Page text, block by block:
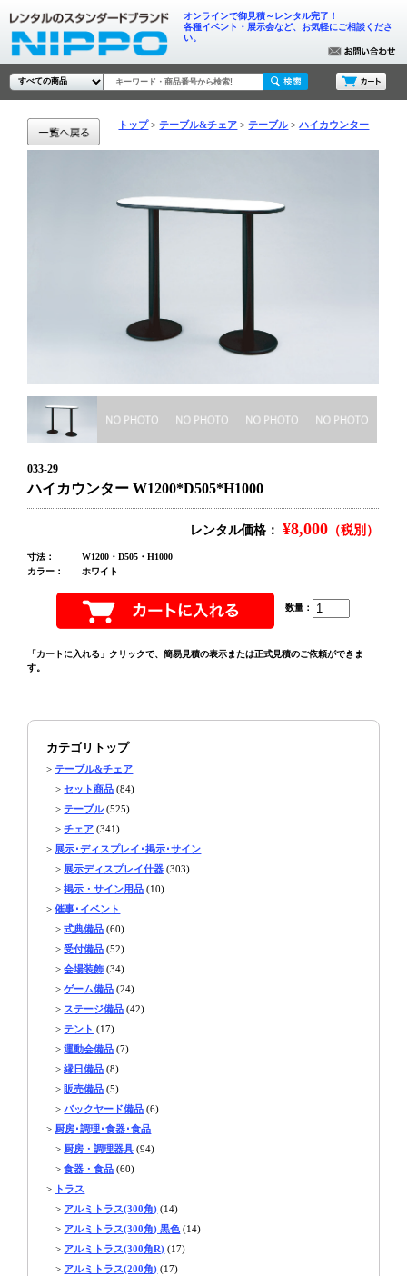
オンラインで御見積～レンタル完了！
各種イベント・展示会など、お気軽にご相談くださ
い。
トップ テーブル&チェア テーブル ハイカウンター
033-29
ハイカウンター W1200*D505*H1000
レンタル価格： ¥8,000 （税別）
寸法：
W1200・D505・H1000
カラー：
ホワイト
数量：
「カートに入れる」クリックで、簡易見積の表示または正式見積のご依頼ができま
す。
カテゴリトップ
>テーブル&チェア
>セット商品 (84)
>テーブル(525)
>チェア (341)
> 展示･ディスプレイ･掲示･サイン
> 展示ディスプレイ什器 (303)
>掲示・サイン用品 (10)
>催事･イベント
>式典備品 (60)
>受付備品 (52)
>会場装飾 (34)
>ゲーム備品 (24)
> ステージ備品 (42)
>テント (17)
>運動会備品 (7)
>縁日備品 (8)
> 販売備品 (5)
>バックヤード備品 (6)
> 厨房･調理･食器･食品
> 厨房・調理器具 (94)
>食器・食品 (60)
> トラス
> アルミトラス(300角) (14)
> アルミトラス(300角) 黒色 (14)
> アルミトラス(300角R) (17)
> アルミトラス(200角) (17)